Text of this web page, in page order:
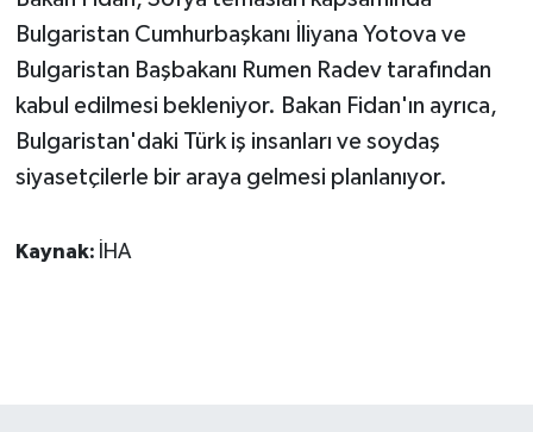
Bulgaristan Cumhurbaşkanı İliyana Yotova ve
Bulgaristan Başbakanı Rumen Radev tarafından
kabul edilmesi bekleniyor. Bakan Fidan'ın ayrıca,
Bulgaristan'daki Türk iş insanları ve soydaş
siyasetçilerle bir araya gelmesi planlanıyor.
Kaynak: İHA
Otomobil
POLİTİKA
Sağlık